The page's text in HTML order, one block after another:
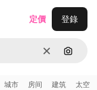
清除 通過圖
定價 登錄
城市 房间 建筑 太空